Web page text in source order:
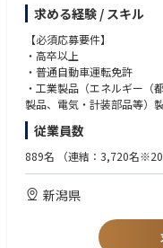
員が本人のライフスタイル
念に囚われずに出社時間と
度を導入しています（事業
・普通休暇は年20日付与さ
おり、ライフワークバラ
・男性の育児休暇取得率は
育児をしながらも仕事を続
・独身寮や家族寮等の社宅
【キャリアパス】
業務や研修を通じて、数年
礎的な経験や知識を習得し
役割で力を発揮いただくこ
【応募者へのメッセージ】
INPEX JAPANは、INPEXの
の安定操業とエネルギー供
た、当社は「ネットゼロカ
の挑戦を加速しており、国
どのクリーンエネルギー事
求める経験 / スキル
【必須応募要件】
・高卒以上
・普通自動車運転免許
・工業製品（エネルギー（
製品、電気・計装部品等）
※当社役職員の2親等以内の
偶者の父母・兄弟姉妹など
【望ましい経験・資格等】
・エネルギーや化学プラン
ガス）でのオペレーション
・プロセス構成機器（ポン
従業員数
889名 （連結：3,720名
新潟県